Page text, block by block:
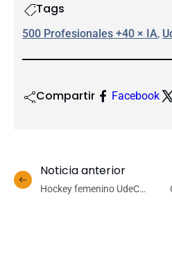
Tags
500 Profesionales +40 × IA,
Compartir Facebook
Noticia anterior
Hockey femenino UdeC